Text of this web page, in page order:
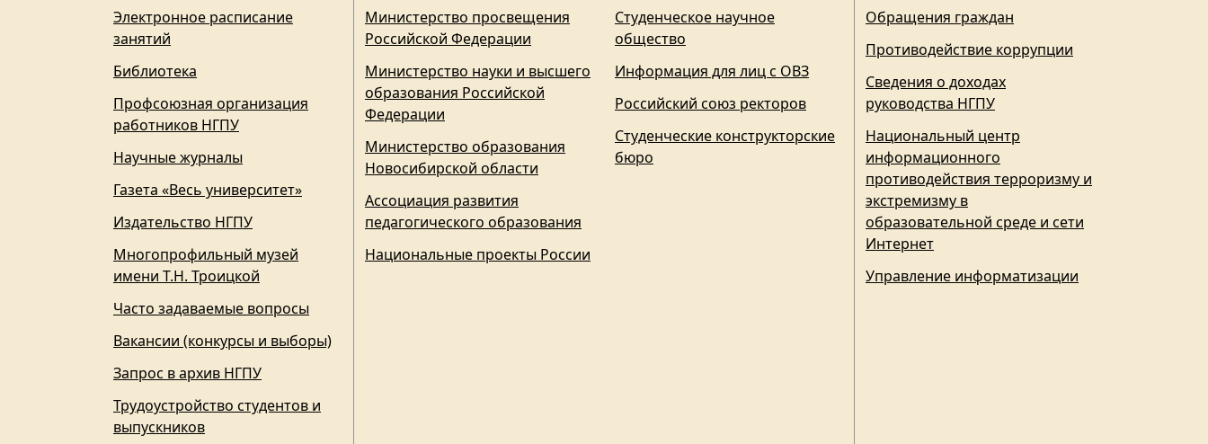
Электронное расписание
занятий
Библиотека
Профсоюзная организация
работников НГПУ
Научные журналы
Газета «Весь университет»
Издательство НГПУ
Многопрофильный музей
имени Т.Н. Троицкой
Часто задаваемые вопросы
Вакансии (конкурсы и выборы)
Запрос в архив НГПУ
Трудоустройство студентов и
выпускников
Министерство просвещения
Российской Федерации
Министерство науки и высшего
образования Российской
Федерации
Министерство образования
Новосибирской области
Ассоциация развития
педагогического образования
Национальные проекты России
Студенческое научное
общество
Информация для лиц с ОВЗ
Российский союз ректоров
Студенческие конструкторские
бюро
Обращения граждан
Противодействие коррупции
Сведения о доходах
руководства НГПУ
Национальный центр
информационного
противодействия терроризму и
экстремизму в
образовательной среде и сети
Интернет
Управление информатизации